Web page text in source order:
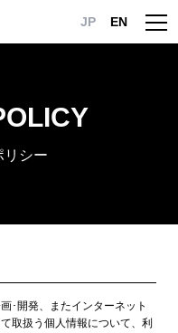
JP EN
リシー
･開発、またインターネット
取扱う個人情報について、利